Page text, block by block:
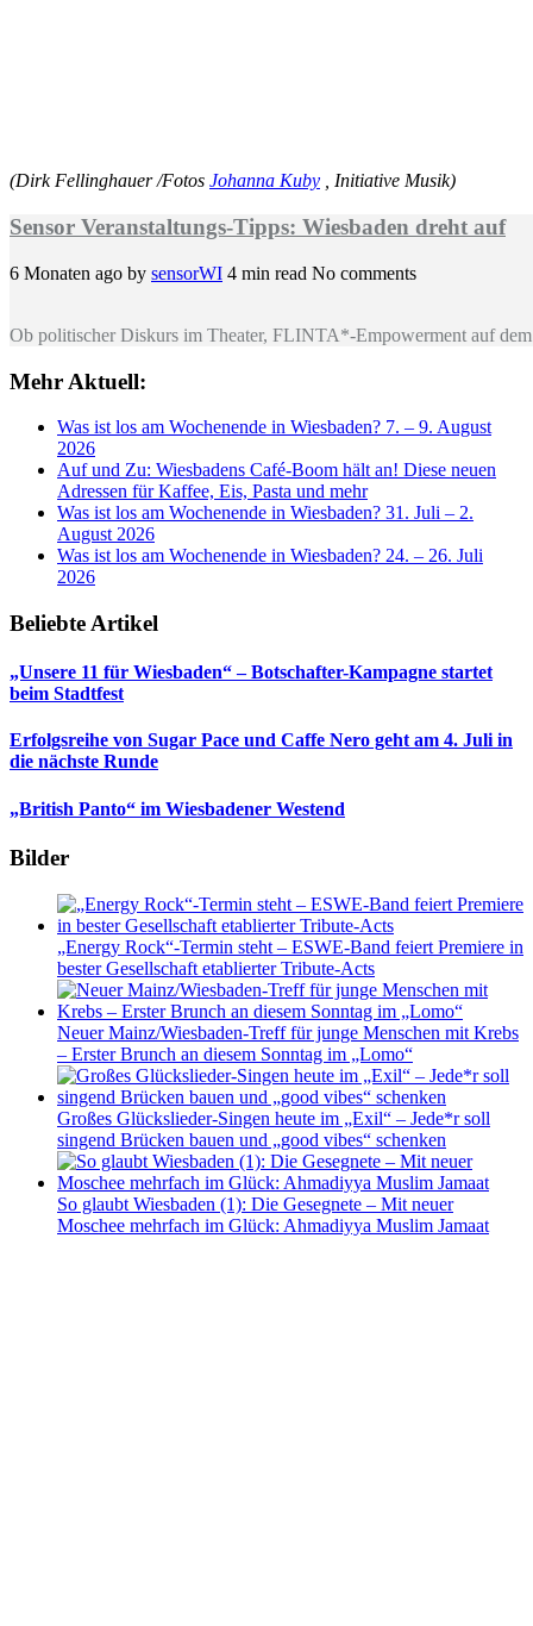
(Dirk Fellinghauer /Fotos Johanna Kuby , Initiative Musik)
Sensor Veranstaltungs-Tipps: Wiesbaden dreht auf
6 Monaten ago by sensorWI 4 min read No comments
Ob politischer Diskurs im Theater, FLINTA*-Empowerment auf
Mehr Aktuell:
Was ist los am Wochenende in Wiesbaden? 7. – 9. August
2026
Auf und Zu: Wiesbadens Café-Boom hält an! Diese neuen
Adressen für Kaffee, Eis, Pasta und mehr
Was ist los am Wochenende in Wiesbaden? 31. Juli – 2.
August 2026
Was ist los am Wochenende in Wiesbaden? 24. – 26. Juli
2026
Beliebte Artikel
„Unsere 11 für Wiesbaden“ – Botschafter-Kampagne startet
beim Stadtfest
Erfolgsreihe von Sugar Pace und Caffe Nero geht am 4. Juli in
die nächste Runde
„British Panto“ im Wiesbadener Westend
Bilder
„Energy Rock“-Termin steht – ESWE-Band feiert Premiere in
bester Gesellschaft etablierter Tribute-Acts
Neuer Mainz/Wiesbaden-Treff für junge Menschen mit Krebs
– Erster Brunch an diesem Sonntag im „Lomo“
Großes Glückslieder-Singen heute im „Exil“ – Jede*r soll
singend Brücken bauen und „good vibes“ schenken
So glaubt Wiesbaden (1): Die Gesegnete – Mit neuer
Moschee mehrfach im Glück: Ahmadiyya Muslim Jamaat